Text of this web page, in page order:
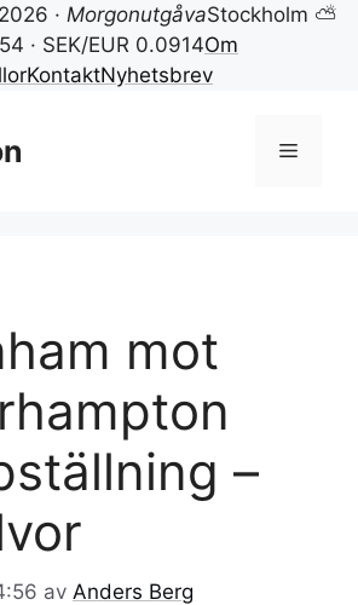
· MorgonutgåvaStockholm ⛅
· SEK/EUR 0.0914Om
KontaktNyhetsbrev
Meny
mot
–
av Anders Berg